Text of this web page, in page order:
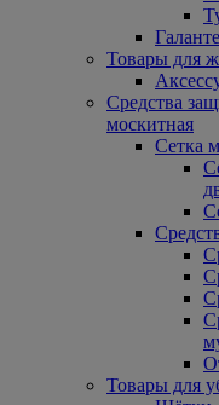
Товары для
Средства
москитная
Сетка
Товары для